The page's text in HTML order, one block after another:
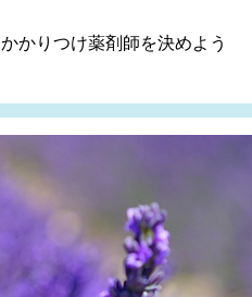
かかりつけ薬剤師を決めよう